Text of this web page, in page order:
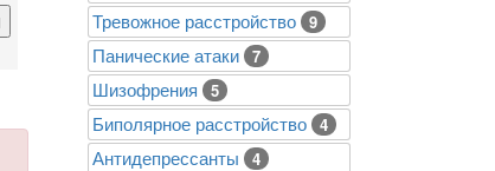
Тревожное расстройство 9
Панические атаки 7
Шизофрения 5
Биполярное расстройство 4
Антидепрессанты 4